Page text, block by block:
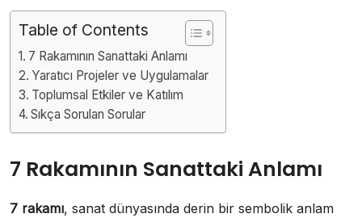
Table of Contents
7 Rakamının Sanattaki Anlamı
Yaratıcı Projeler ve Uygulamalar
Toplumsal Etkiler ve Katılım
Sıkça Sorulan Sorular
7 Rakamının Sanattaki Anlamı
7 rakamı, sanat dünyasında derin bir sembolik anlam